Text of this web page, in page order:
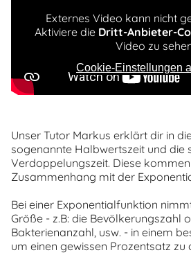
Externes Video kann nicht
Aktiviere die Dritt-Anbieter-
Video zu
Cookie-Einstellungen
Unser Tutor Markus erklärt dir in
sogenannte Halbwertszeit und die
Verdoppelungszeit. Diese
Zusammenhang mit der
Bei einer Exponentialfunktion
Größe - z.B: die Bevölkerungszahl
Bakterienanzahl, usw. - in einem
um einen gewissen Prozentsatz zu